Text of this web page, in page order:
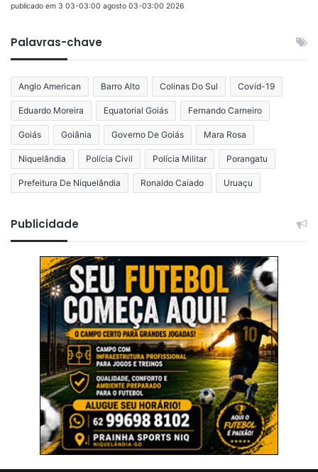
publicado em 3 03-03:00 agosto 03-03:00 2026
Palavras-chave
Anglo American Barro Alto Colinas Do Sul Covid-19
Eduardo Moreira Equatorial Goiás Fernando Carneiro
Goiás Goiânia Governo De Goiás Mara Rosa
Niquelândia Polícia Civil Polícia Militar Porangatu
Prefeitura De Niquelândia Ronaldo Caiado Uruaçu
Publicidade